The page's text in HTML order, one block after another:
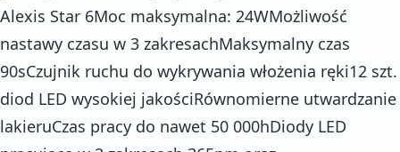
Alexis Star 6Moc maksymalna: 24WMożliwość
nastawy czasu w 3 zakresachMaksymalny czas
90sCzujnik ruchu do wykrywania włożenia ręki12 szt.
diod LED wysokiej jakościRównomierne utwardzanie
lakieruCzas pracy do nawet 50 000hDiody LED